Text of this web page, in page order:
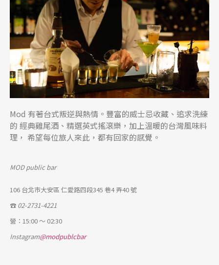
Mod 有著台式叛逆與熱情。豐富的威士忌收藏、追求洗練
的 經典雞尾酒、精選英式搖滾樂，加上溫暖的台灣風味料
理， 希望每位旅人來此，都有回家的感覺。
MOD public bar
106 台北市大安區 仁愛路四段345 巷4 弄40 號
☎ 02-2731-4221
營：15:00 ～ 02:30
Instagram@modpublcbar